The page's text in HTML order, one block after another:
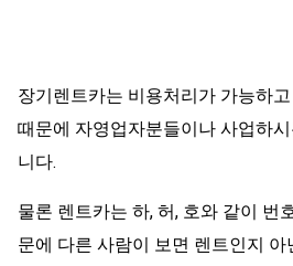
장기렌트카는 비용처리가 가능하
때문에 자영업자분들이나 사업하
니다.
물론 렌트카는 하, 허, 호와 같이 번
문에 다른 사람이 보면 렌트인지